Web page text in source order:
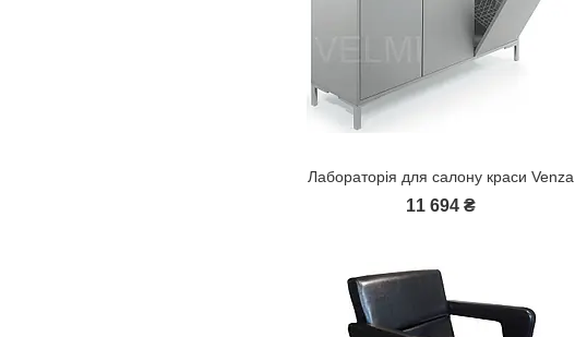
Лабораторія для салону краси Venza
11 694 ₴